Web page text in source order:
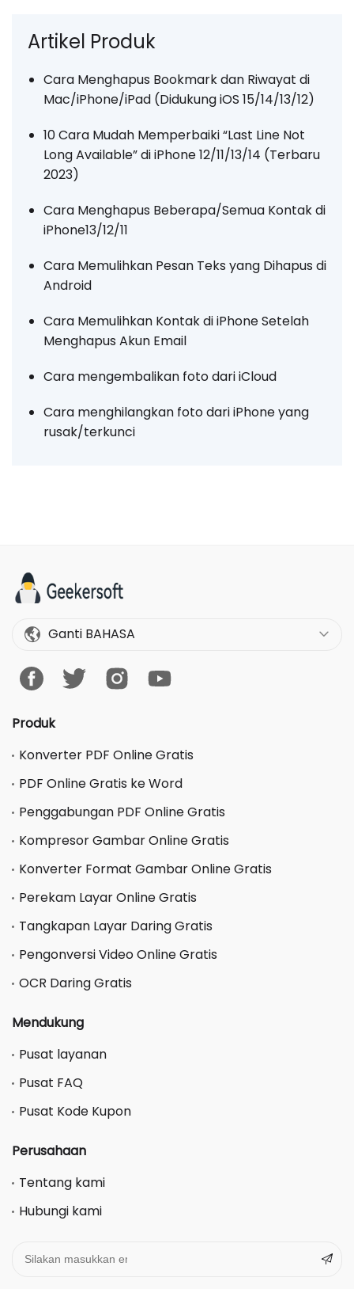
Artikel Produk
Cara Menghapus Bookmark dan Riwayat di
Mac/iPhone/iPad (Didukung iOS 15/14/13/12)
10 Cara Mudah Memperbaiki “Last Line Not
Long Available” di iPhone 12/11/13/14 (Terbaru
2023)
Cara Menghapus Beberapa/Semua Kontak di
iPhone13/12/11
Cara Memulihkan Pesan Teks yang Dihapus di
Android
Cara Memulihkan Kontak di iPhone Setelah
Menghapus Akun Email
Cara mengembalikan foto dari iCloud
Cara menghilangkan foto dari iPhone yang
rusak/terkunci
Ganti BAHASA
Produk
Konverter PDF Online Gratis
PDF Online Gratis ke Word
Penggabungan PDF Online Gratis
Kompresor Gambar Online Gratis
Konverter Format Gambar Online Gratis
Perekam Layar Online Gratis
Tangkapan Layar Daring Gratis
Pengonversi Video Online Gratis
OCR Daring Gratis
Mendukung
Pusat layanan
Pusat FAQ
Pusat Kode Kupon
Perusahaan
Tentang kami
Hubungi kami